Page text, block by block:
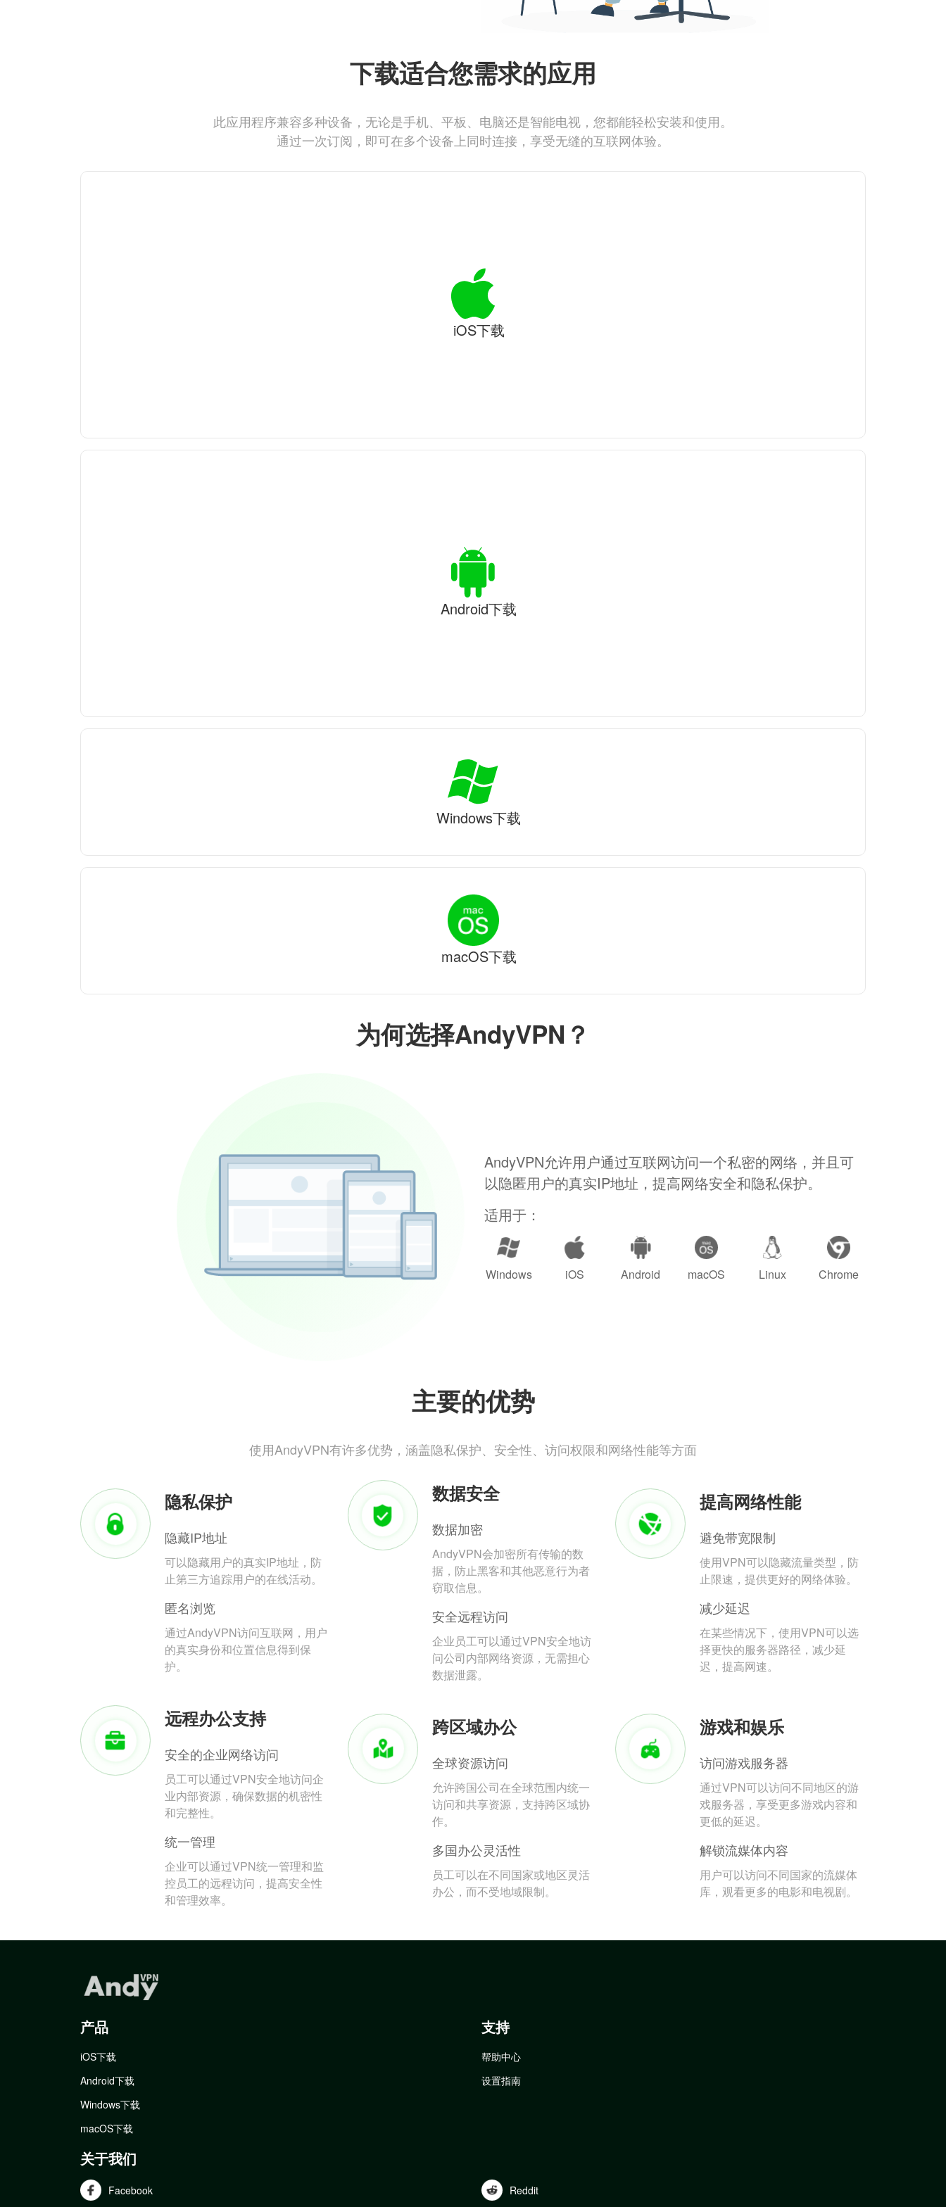
为何选择AndyVPN？
AndyVPN允许用户通过互联网访问一个私密的网络，并且可
以隐匿用户的真实IP地址，提高网络安全和隐私保护。
适用于：
Windows iOS Android macOS Linux Chrome
主要的优势
使用AndyVPN有许多优势，涵盖隐私保护、安全性、访问权限和网络性能等方面
隐私保护
隐藏IP地址
可以隐藏用户的真实IP地址，防
止第三方追踪用户的在线活动。
匿名浏览
通过AndyVPN访问互联网，用户
的真实身份和位置信息得到保
护。
数据安全
数据加密
AndyVPN会加密所有传输的数
据，防止黑客和其他恶意行为者
窃取信息。
安全远程访问
企业员工可以通过VPN安全地访
问公司内部网络资源，无需担心
数据泄露。
提高网络性能
避免带宽限制
使用VPN可以隐藏流量类型，防
止限速，提供更好的网络体验。
减少延迟
在某些情况下，使用VPN可以选
择更快的服务器路径，减少延
迟，提高网速。
远程办公支持
安全的企业网络访问
员工可以通过VPN安全地访问企
业内部资源，确保数据的机密性
和完整性。
统一管理
企业可以通过VPN统一管理和监
控员工的远程访问，提高安全性
和管理效率。
跨区域办公
全球资源访问
允许跨国公司在全球范围内统一
访问和共享资源，支持跨区域协
作。
多国办公灵活性
员工可以在不同国家或地区灵活
办公，而不受地域限制。
游戏和娱乐
访问游戏服务器
通过VPN可以访问不同地区的游
戏服务器，享受更多游戏内容和
更低的延迟。
解锁流媒体内容
用户可以访问不同国家的流媒体
库，观看更多的电影和电视剧。
下载适合您需求的应用
此应用程序兼容多种设备，无论是手机、平板、电脑还是智能电视，您都能轻松安装和使用。
通过一次订阅，即可在多个设备上同时连接，享受无缝的互联网体验。
iOS下载
Android下载
Windows下载
macOS下载
产品
iOS下载
Android下载
Windows下载
macOS下载
支持
帮助中心
设置指南
关于我们
Facebook Reddit